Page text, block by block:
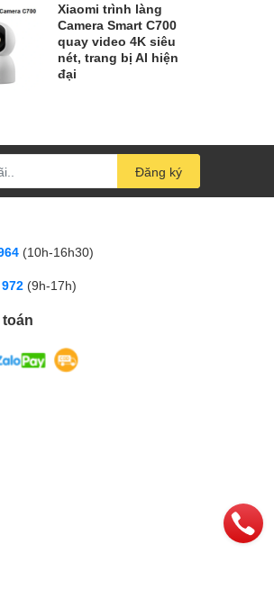
Xiaomi trình làng
Camera Smart C700
quay video 4K siêu
nét, trang bị AI hiện
đại
Đăng ký
(10h-16h30)
(9h-17h)